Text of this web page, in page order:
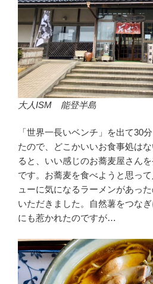
大人ISM 能登半島
「世界一長いベンチ」を出て30
たので、どこかいいお食事処は
ると、いい感じのお蕎麦屋さん
です。お蕎麦を食べようと思っ
ューに気になるラーメンがあっ
いただきました。自然薯をつなぎ
にも惹かれたのですが…